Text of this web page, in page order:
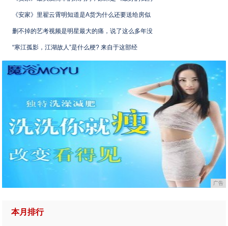
《安家》里翟云霄明知道是A货为什么还要送给房似
删不掉的艺考视频是明星最大的痛，说了这么多年没
“寒江孤影，江湖故人”是什么梗? 来自于这部经
广告
本月排行